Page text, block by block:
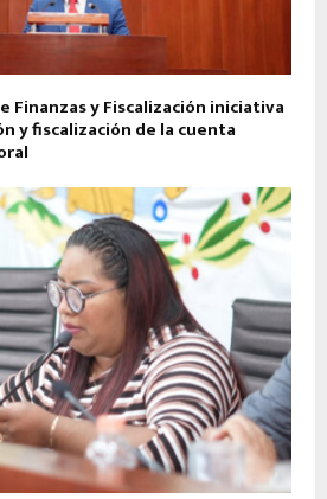
Finanzas y Fiscalización iniciativa
y fiscalización de la cuenta